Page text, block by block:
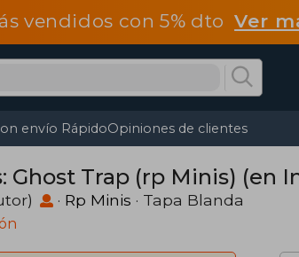
vendidos con 5% dtoVer
envío RápidoOpiniones de clientes
Ghost Trap (rp Minis) (en
· Rp Minis · Tapa Blanda